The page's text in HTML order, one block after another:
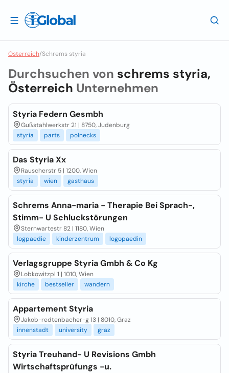
Osterreich/Schrems styria
Durchsuchen von schrems styria,
Österreich Unternehmen
Styria Federn Gesmbh
Gußstahlwerkstr 21 | 8750, Judenburg
styria
parts polnecks
Das Styria Xx
Rauscherstr 5 | 1200, Wien
styria
wien gasthaus
Schrems Anna-maria - Therapie Bei Sprach-,
Stimm- U Schluckstörungen
Sternwartestr 82 | 1180, Wien
logpaedie
kinderzentrum logopaedin
Verlagsgruppe Styria Gmbh & Co Kg
Lobkowitzpl 1 | 1010, Wien
kirche
bestseller wandern
Appartement Styria
Jakob-redtenbacher-g 13 | 8010, Graz
innenstadt
university graz
Styria Treuhand- U Revisions Gmbh
Wirtschaftsprüfungs -u.